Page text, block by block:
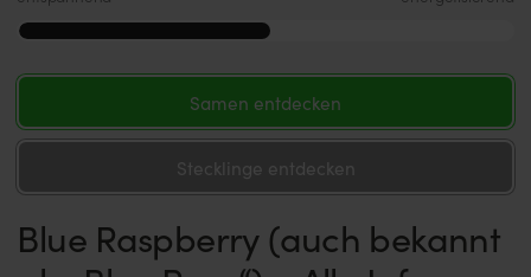
Samen entdecken
Stecklinge entdecken
Blue Raspberry (auch bekannt